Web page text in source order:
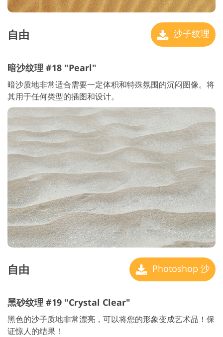
自由 沙子纹理
暗沙纹理 #18 "Pearl"
暗沙质地非常适合需要一定体积和特殊氛围的沉闷图像。将
其用于任何类型的插图和设计。
自由 Photoshop 沙
黑砂纹理 #19 "Crystal Clear"
黑色的沙子质地非常漂亮，可以将您的形象变成艺术品！保
证惊人的结果！